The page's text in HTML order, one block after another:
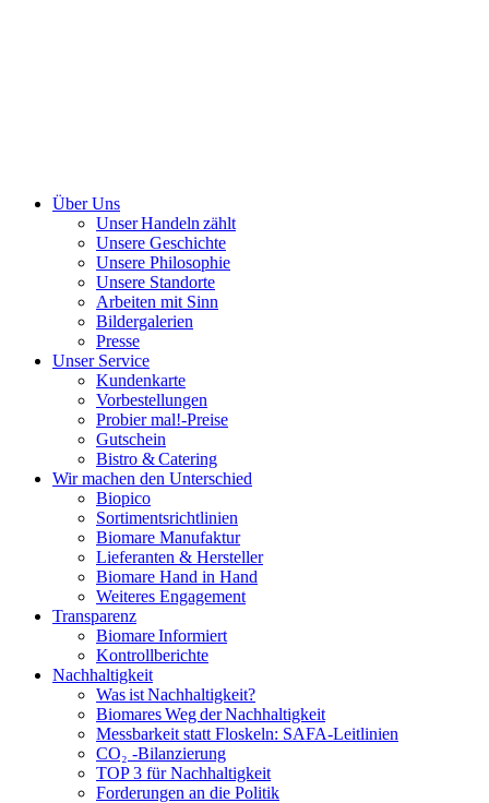
Über Uns
Unser Handeln zählt
Unsere Geschichte
Unsere Philosophie
Unsere Standorte
Arbeiten mit Sinn
Bildergalerien
Presse
Unser Service
Kundenkarte
Vorbestellungen
Probier mal!-Preise
Gutschein
Bistro & Catering
Wir machen den Unterschied
Biopico
Sortimentsrichtlinien
Biomare Manufaktur
Lieferanten & Hersteller
Biomare Hand in Hand
Weiteres Engagement
Transparenz
Biomare Informiert
Kontrollberichte
Nachhaltigkeit
Was ist Nachhaltigkeit?
Biomares Weg der Nachhaltigkeit
Messbarkeit statt Floskeln: SAFA-Leitlinien
CO₂ -Bilanzierung
TOP 3 für Nachhaltigkeit
Forderungen an die Politik